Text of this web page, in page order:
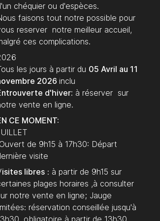
chéquier ou d'espèces.
faisons tout notre possible pour
reserver notre meilleur accueil,
ces complications.
les jours à partir du 05 Avril au 11
2026 inclu
d'hiver: à réserver sur
vente en ligne.
CE MOMENT:
de 9h15 à 17h30: Départ
visite
isites libres: à partir de 9h15 sur
plages horaires ,à consulter
notre vente en ligne; Jauge
réservation conseillée jusqu'à